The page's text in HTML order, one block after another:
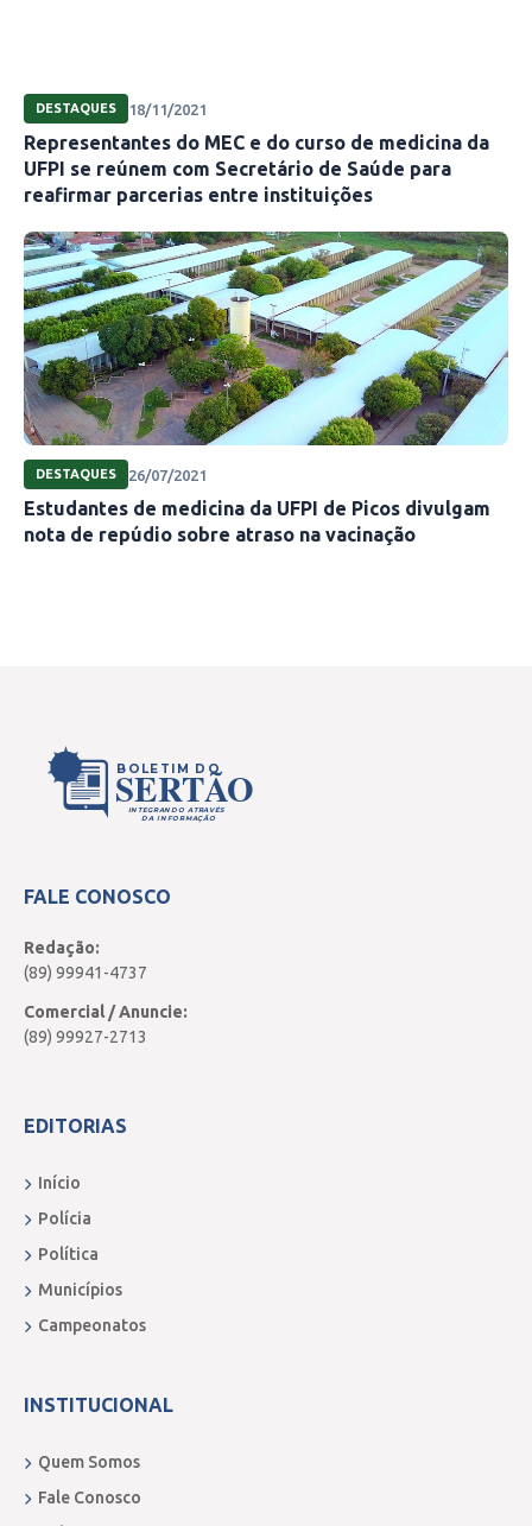
DESTAQUES 18/11/2021
Representantes do MEC e do curso de medicina da
UFPI se reúnem com Secretário de Saúde para
reafirmar parcerias entre instituições
DESTAQUES 26/07/2021
Estudantes de medicina da UFPI de Picos divulgam
nota de repúdio sobre atraso na vacinação
BOLETIM DO
SERTÃO
INTEGRANDO ATRAVÉS
DA INFORMAÇÃO
FALE CONOSCO
Redação:
(89) 99941-4737
Comercial / Anuncie:
(89) 99927-2713
EDITORIAS
Início
Polícia
Política
Municípios
Campeonatos
INSTITUCIONAL
Quem Somos
Fale Conosco